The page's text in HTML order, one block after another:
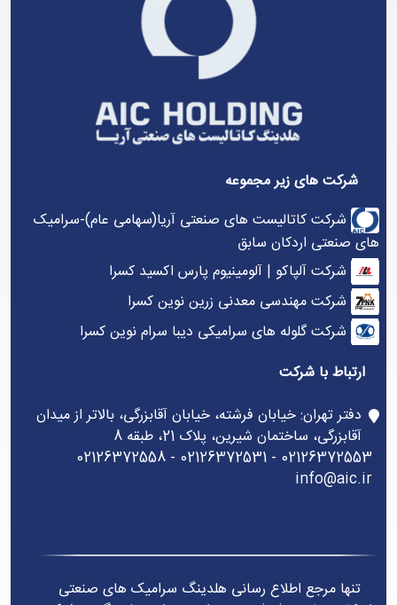
شرکت های زیر مجموعه
شرکت کاتالیست های صنعتی آریا(سهامی عام)-سرامیک
های صنعتی اردکان سابق
شرکت آلپاکو | آلومینیوم پارس اکسید کسرا
شرکت مهندسی معدنی زرین نوین کسرا
شرکت گلوله های سرامیکی دیبا سرام نوین کسرا
ارتباط با شرکت
دفتر تهران: خیابان فرشته، خیابان آقابزرگی، بالاتر از میدان
آقابزرگی، ساختمان شیرین، پلاک 21، طبقه 8
02126372553 - 02126372531 - 02126372558
info@aic.ir
تنها مرجع اطلاع رسانی هلدینگ سرامیک های صنعتی